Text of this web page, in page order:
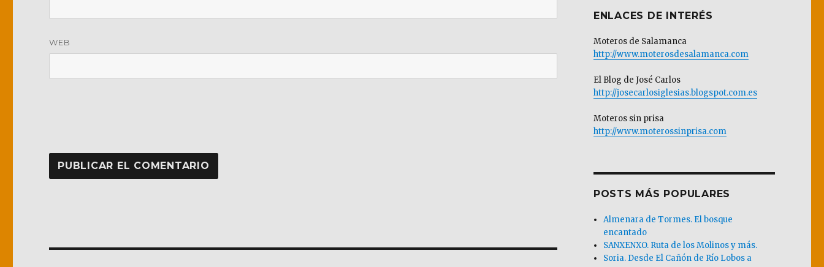
WEB
ENLACES DE INTERÉS
Moteros de Salamanca
http://www.moterosdesalamanca.com
El Blog de José Carlos
http://josecarlosiglesias.blogspot.com.es
Moteros sin prisa
http://www.moterossinprisa.com
POSTS MÁS POPULARES
Almenara de Tormes. El bosque
encantado
SANXENXO. Ruta de los Molinos y más.
Soria. Desde El Cañón de Río Lobos a